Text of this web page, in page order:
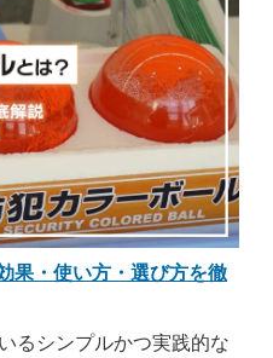
果・使い方・選び方を徹
るシンプルかつ実践的な